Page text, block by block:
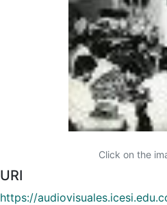
Click on the
URI
https://